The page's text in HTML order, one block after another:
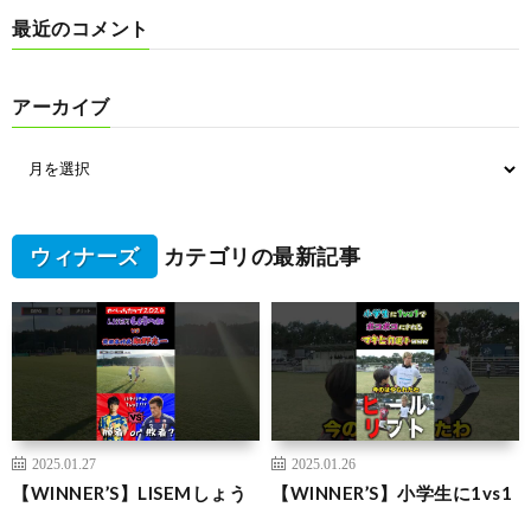
最近のコメント
アーカイブ
ウィナーズ カテゴリの最新記事
2025.01.27
【WINNER’S】LISEMしょう
2025.01.26
【WINNER’S】小学生に1vs1